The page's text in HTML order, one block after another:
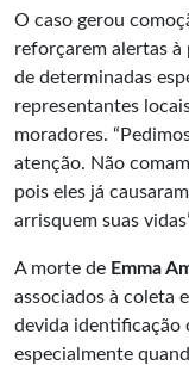
O caso gerou
reforçarem alertas à
de determinadas
representantes
moradores.
atenção. Não
pois eles já
arrisquem suas
A morte de Emma
associados à coleta
devida identificação
especialmente